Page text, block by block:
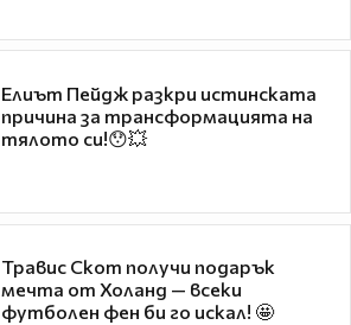
Елиът Пейдж разкри истинската
причина за трансформацията на
тялото си!😯💥
Травис Скот получи подарък
мечта от Холанд — всеки
футболен фен би го искал! 🤩